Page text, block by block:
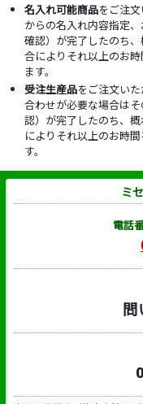
名入れ可能商品をご注
からの名入れ内容指定
確認）が完了したのち
合によりそれ以上のお
ます。
受注生産品をご注文い
合わせが必要な場合は
認）が完了したのち、
によりそれ以上のお時
す。
ミ
電話
問